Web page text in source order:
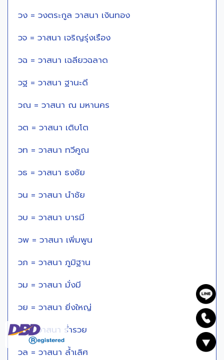
วง = วงตระกูล วาสนา เงินทอง
วจ = วาสนา เจริญรุ่งเรือง
วฉ = วาสนา เฉลียวฉลาด
วฐ = วาสนา ฐานะดี
วณ = วาสนา ณ มหานคร
วต = วาสนา เติบโต
วท = วาสนา ทวีคูณ
วธ = วาสนา ธงชัย
วน = วาสนา นำชัย
วบ = วาสนา บารมี
วพ = วาสนา เพิ่มพูน
วภ = วาสนา ภูมิฐาน
วม = วาสนา มั่งมี
วย = วาสนา ยิ่งใหญ่
วร = วาสนา ร่ำรวย
วล = วาสนา ล้ำเลิศ